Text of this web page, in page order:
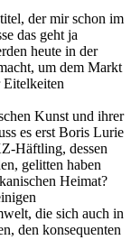
der mir schon im
das geht ja
heute in der
um dem Markt
Eitelkeiten
Kunst und ihrer
es erst Boris Lurie
Häftling, dessen
gelitten haben
Heimat?
die sich auch in
den konsequenten